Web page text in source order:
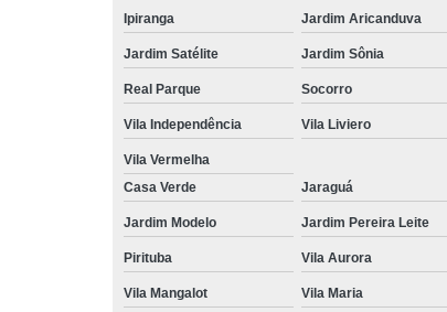
Ipiranga Jardim Aricanduva
Jardim Satélite Jardim Sônia
Real Parque Socorro
Vila Independência Vila Liviero
Vila Vermelha
Casa Verde
Jaraguá
Jardim Modelo Jardim Pereira Leite
Pirituba Vila Aurora
Vila Mangalot Vila Maria